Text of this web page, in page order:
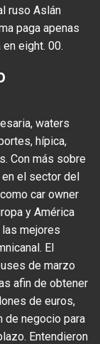
ruso Aslán
paga apenas
eight. 00.
waters
hípica,
Con más sobre
en el sector del
car owner
y América
mejores
El
de marzo
afin de obtener
de euros,
de negocio para
Entendieron